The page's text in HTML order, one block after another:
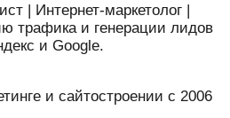
| Интернет-маркетолог |
трафика и генерации лидов
и Google.
и сайтостроении с 2006